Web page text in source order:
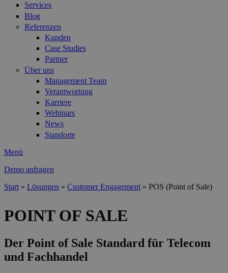
Services
Blog
Referenzen
Kunden
Case Studies
Partner
Über uns
Management Team
Verantwortung
Karriere
Webinars
News
Standorte
Menü
Demo anfragen
Start » Lösungen » Customer Engagement » POS (Point of Sale)
POINT OF SALE
Der Point of Sale Standard für Telecom
und Fachhandel